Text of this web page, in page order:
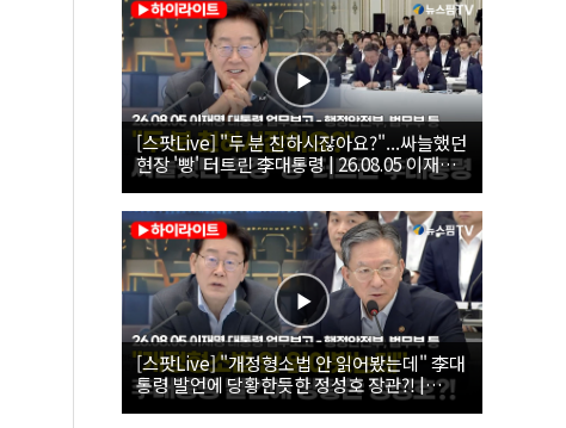
[스팟Live] "두 분 친하시잖아요?"...싸늘했던
현장 '빵' 터트린 李대통령 | 26.08.05 이재명
대통령 업무보고 - 행정안전부, 법무부 등
[스팟Live] "개정형소법 안 읽어봤는데" 李대
통령 발언에 당황한듯한 정성호 장관?! |
26.08.05 이재명 대통령 업무보고 - 행정안전